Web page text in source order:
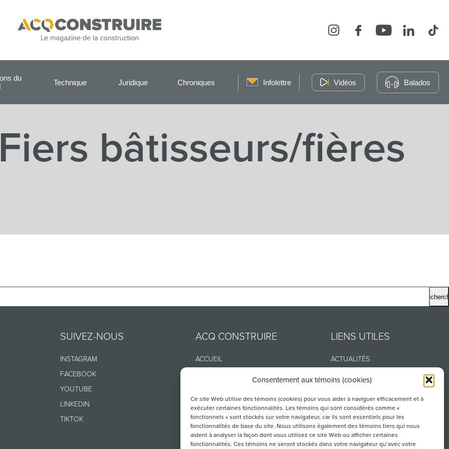
Consentement aux témoins (cookies)
Ce site Web utilise des témoins (cookies) pour vous aider à naviguer efficacement et à
exécuter certaines fonctionnalités. Les témoins qui sont considérés comme «
fonctionnels » sont stockés sur votre navigateur, car ils sont essentiels pour les
fonctionnalités de base du site. Nous utilisons également des témoins tiers qui nous
aident à analyser la façon dont vous utilisez ce site Web ou afficher certaines
fonctionnalités. Ces témoins ne seront stockés dans votre navigateur qu’avec votre
InstagramFacebookYouTubeLinkedIn
du
Technique Juridique Chroniques Infolettre Vidéos Balados
Fiers bâtisseurs/fières
SUIVEZ-NOUS
INSTAGRAM
FACEBOOK
YOUTUBE
LINKEDIN
TIKTOK
ACQ CONSTRUIRE
ACCUEIL
ANNONCER SUR CE SITE
LIENS UTILES
ACTUALITÉS
RELATIONS DU TRAVAIL
TECHNIQUE
JURIDIQUE